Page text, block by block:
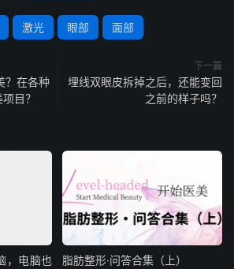
激光 眼部 面部
？在各种
目？
下一篇
埋线双眼皮拆掉之后，还能变回
之前的样子吗？
，电脑也
脂肪整形·问答合集（上）